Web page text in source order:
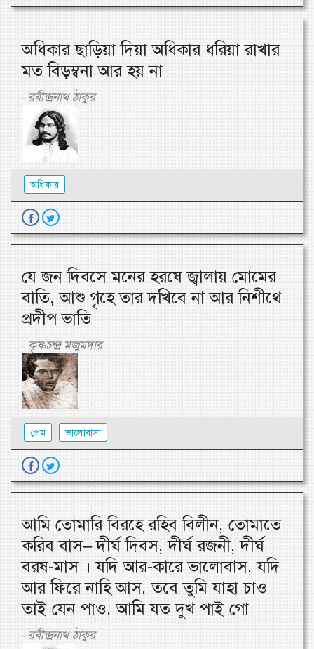
অধিকার ছাড়িয়া দিয়া অধিকার ধরিয়া রাখার
মত বিড়ম্বনা আর হয় না
- রবীন্দ্রনাথ ঠাকুর
অধিকার
যে জন দিবসে মনের হরষে জ্বালায় মোমের
বাতি, আশু গৃহে তার দখিবে না আর নিশীথে
প্রদীপ ভাতি
- কৃষ্ণচন্দ্র মজুমদার
প্রেম ভালোবাসা
আমি তোমারি বিরহে রহিব বিলীন, তোমাতে
করিব বাস– দীর্ঘ দিবস, দীর্ঘ রজনী, দীর্ঘ
বরষ-মাস । যদি আর-কারে ভালোবাস, যদি
আর ফিরে নাহি আস, তবে তুমি যাহা চাও
তাই যেন পাও, আমি যত দুখ পাই গো
- রবীন্দ্রনাথ ঠাকুর